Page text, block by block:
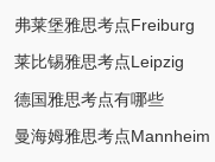
弗莱堡雅思考点Freiburg
莱比锡雅思考点Leipzig
德国雅思考点有哪些
曼海姆雅思考点Mannheim